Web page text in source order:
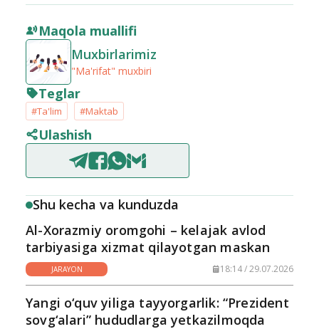
Maqola muallifi
Muxbirlarimiz
"Ma'rifat" muxbiri
Teglar
#Ta'lim #Maktab
Ulashish
Shu kecha va kunduzda
Al-Xorazmiy oromgohi – kelajak avlod
tarbiyasiga xizmat qilayotgan maskan
JARAYON 18:14 / 29.07.2026
Yangi o‘quv yiliga tayyorgarlik: “Prezident
sovg‘alari” hududlarga yetkazilmoqda